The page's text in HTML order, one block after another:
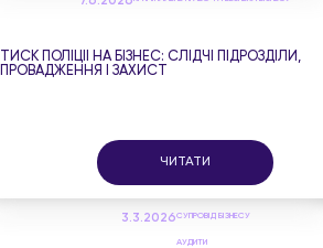
ТИСК ПОЛІЦІЇ НА БІЗНЕС: СЛІДЧІ ПІДРОЗДІЛИ,
ПРОВАДЖЕННЯ І ЗАХИСТ
ЧИТАТИ
3.3.2026СУПРОВІД БІЗНЕСУ
АУДИТИ